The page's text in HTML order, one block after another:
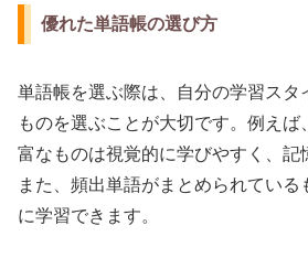
優れた単語帳の選び方
単語帳を選ぶ際は、自分の学習スタ
ものを選ぶことが大切です。例えば
富なものは視覚的に学びやすく、記
また、頻出単語がまとめられている
に学習できます。